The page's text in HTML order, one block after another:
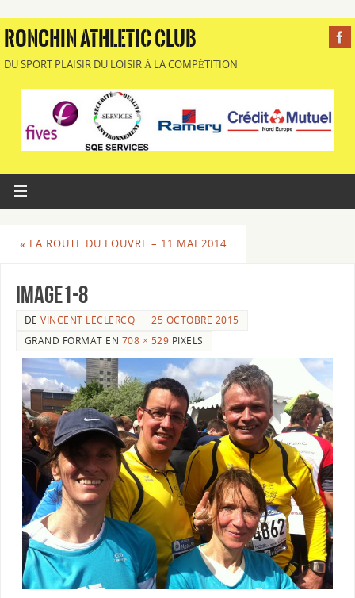
RONCHIN ATHLETIC CLUB
DU SPORT PLAISIR DU LOISIR À LA COMPÉTITION
« LA ROUTE DU LOUVRE – 11 MAI 2014
Image1-8
DEVINCENT LECLERCQ
25 OCTOBRE 2015
GRAND FORMAT EN 708 × 529 PIXELS